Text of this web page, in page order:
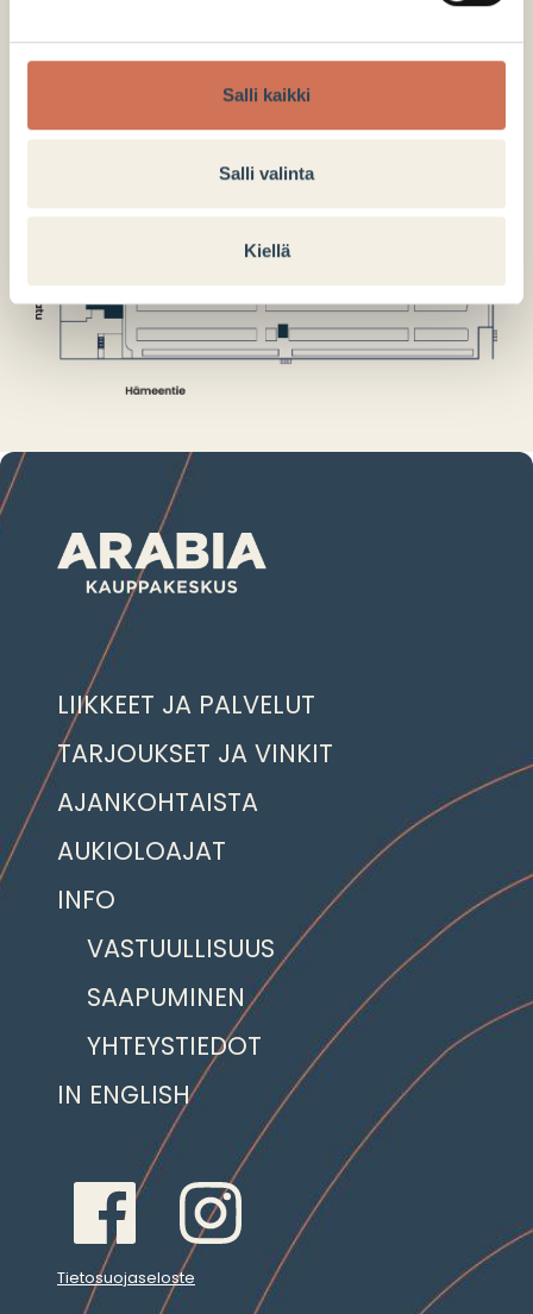
Salli kaikki
Salli valinta
Kiellä
POHJAKARTTA
LIIKKEET JA PALVELUT
TARJOUKSET JA VINKIT
AJANKOHTAISTA
AUKIOLOAJAT
INFO
VASTUULLISUUS
SAAPUMINEN
YHTEYSTIEDOT
IN ENGLISH
Tietosuojaseloste